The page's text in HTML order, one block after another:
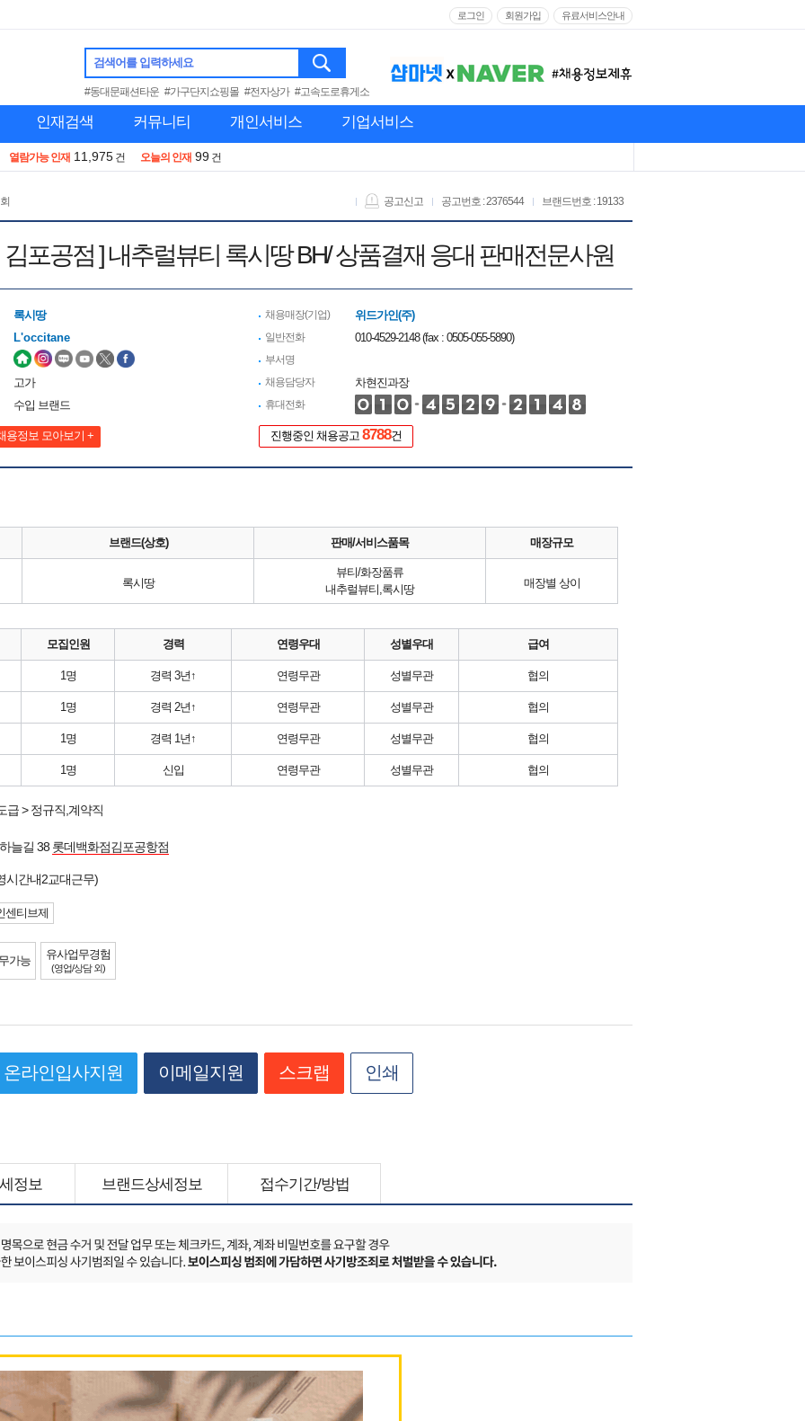
로그인 회원가입 유료서비스안내
검색어를 입력하세요
#동대문패션타운 #가구단지쇼핑몰 #전자상가 #고속도로휴게소
인재검색 커뮤니티 개인서비스 기업서비스
열람가능 인재 11,975 건 오늘의 인재 99 건
브랜드번호 : 19133
공고번호 : 2376544
공고신고
포공점 ] 내추럴뷰티 록시땅 BH/ 상품결재 응대 판매전문사원
록시땅
L'occitane
고가
수입 브랜드
용정보 모아보기 +
채용매장(기업) 위드가인(주)
일반전화 010-4529-2148 (fax : 0505-055-5890)
부서명
채용담당자
차현진과장
휴대전화
진행중인 채용공고 8788건
브랜드(상호) 판매/서비스품목 매장규모
록시땅
뷰티/화장품류
내추럴뷰티,록시땅
매장별 상이
모집인원 경력 연령우대 성별우대 급여
1명 경력 3년↑ 연령무관 성별무관 협의
1명 경력 2년↑ 연령무관 성별무관 협의
1명 경력 1년↑ 연령무관 성별무관 협의
1명 신입 연령무관 성별무관 협의
급 > 정규직,계약직
늘길 38 롯데백화점김포공항점
시간내2교대근무)
센티브제
가능 유사업무경험
(영업/상담 외)
온라인입사지원 이메일지원 스크랩 인쇄
정보 브랜드상세정보 접수기간/방법